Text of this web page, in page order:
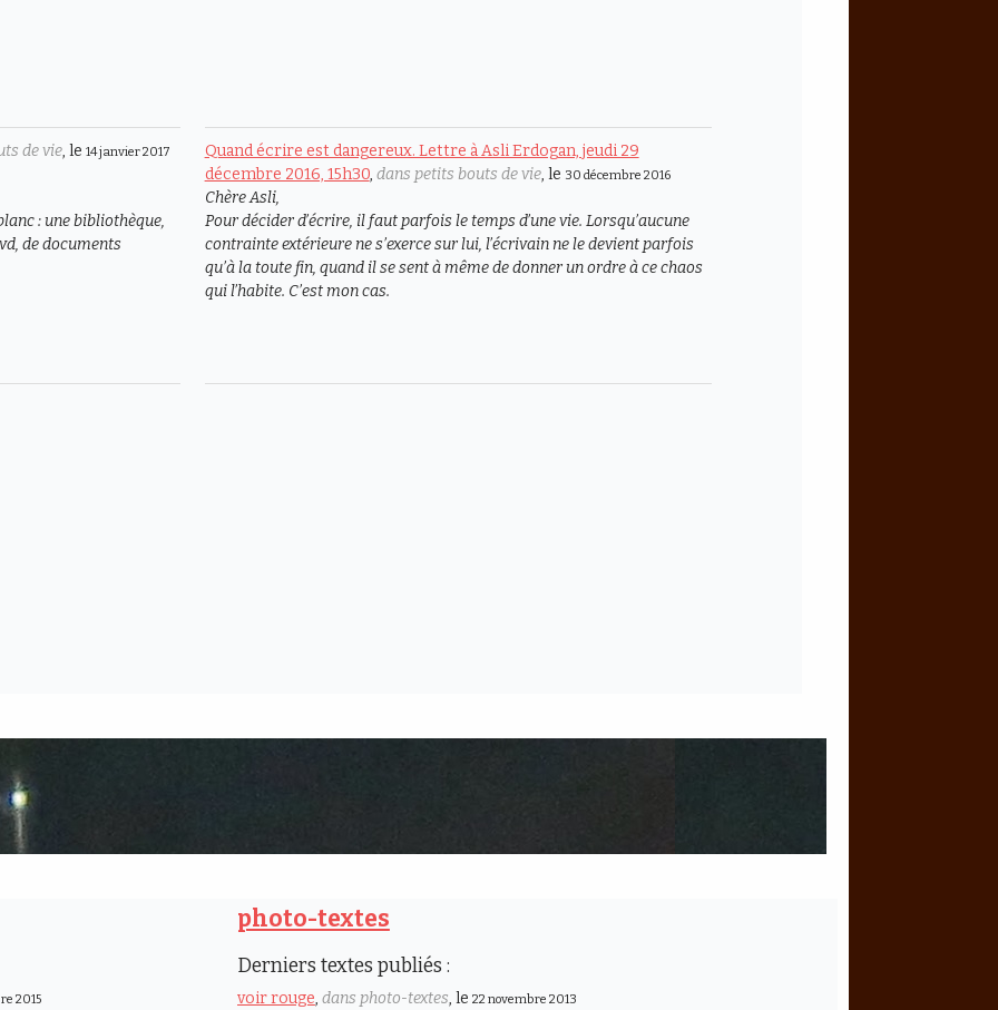
de vie, le14 janvier 2017
: une bibliothèque,
de documents
Quand écrire est dangereux. Lettre à Asli Erdogan, jeudi 29
décembre 2016, 15h30, dans petits bouts de vie, le 30 décembre 2016
Chère Asli,
Pour décider d’écrire, il faut parfois le temps d’une vie. Lorsqu’aucune
contrainte extérieure ne s’exerce sur lui, l’écrivain ne le devient parfois
qu’à la toute fin, quand il se sent à même de donner un ordre à ce chaos
qui l’habite. C’est mon cas.
2015
photo-textes
Derniers textes publiés :
voir rouge, dans photo-textes, le 22 novembre 2013